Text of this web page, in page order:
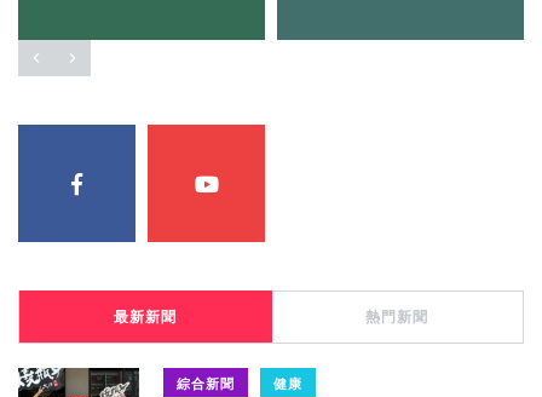
最新新聞 熱門新聞
綜合新聞 健康